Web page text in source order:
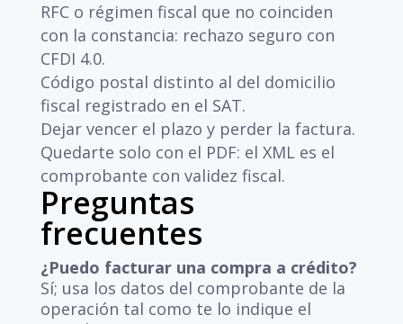
RFC o régimen fiscal que no coinciden
con la constancia: rechazo seguro con
CFDI 4.0.
Código postal distinto al del domicilio
fiscal registrado en el SAT.
Dejar vencer el plazo y perder la factura.
Quedarte solo con el PDF: el XML es el
comprobante con validez fiscal.
Preguntas
frecuentes
¿Puedo facturar una compra a crédito?
Sí; usa los datos del comprobante de la
operación tal como te lo indique el